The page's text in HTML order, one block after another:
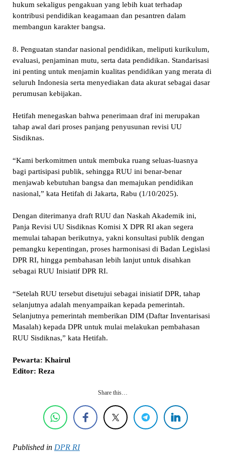
hukum sekaligus pengakuan yang lebih kuat terhadap
kontribusi pendidikan keagamaan dan pesantren dalam
membangun karakter bangsa.
8. Penguatan standar nasional pendidikan, meliputi kurikulum,
evaluasi, penjaminan mutu, serta data pendidikan. Standarisasi
ini penting untuk menjamin kualitas pendidikan yang merata di
seluruh Indonesia serta menyediakan data akurat sebagai dasar
perumusan kebijakan.
Hetifah menegaskan bahwa penerimaan draf ini merupakan
tahap awal dari proses panjang penyusunan revisi UU
Sisdiknas.
“Kami berkomitmen untuk membuka ruang seluas-luasnya
bagi partisipasi publik, sehingga RUU ini benar-benar
menjawab kebutuhan bangsa dan memajukan pendidikan
nasional,” kata Hetifah di Jakarta, Rabu (1/10/2025).
Dengan diterimanya draft RUU dan Naskah Akademik ini,
Panja Revisi UU Sisdiknas Komisi X DPR RI akan segera
memulai tahapan berikutnya, yakni konsultasi publik dengan
pemangku kepentingan, proses harmonisasi di Badan Legislasi
DPR RI, hingga pembahasan lebih lanjut untuk disahkan
sebagai RUU Inisiatif DPR RI.
“Setelah RUU tersebut disetujui sebagai inisiatif DPR, tahap
selanjutnya adalah menyampaikan kepada pemerintah.
Selanjutnya pemerintah memberikan DIM (Daftar Inventarisasi
Masalah) kepada DPR untuk mulai melakukan pembahasan
RUU Sisdiknas,” kata Hetifah.
Pewarta: Khairul
Editor: Reza
Share this…
Published in DPR RI